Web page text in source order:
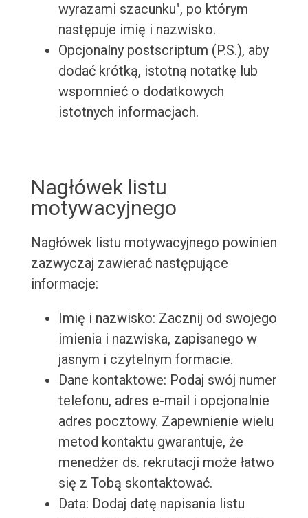
wyrazami szacunku", po którym
następuje imię i nazwisko.
Opcjonalny postscriptum (P.S.), aby
dodać krótką, istotną notatkę lub
wspomnieć o dodatkowych
istotnych informacjach.
Nagłówek listu
motywacyjnego
Nagłówek listu motywacyjnego powinien
zazwyczaj zawierać następujące
informacje:
Imię i nazwisko: Zacznij od swojego
imienia i nazwiska, zapisanego w
jasnym i czytelnym formacie.
Dane kontaktowe: Podaj swój numer
telefonu, adres e-mail i opcjonalnie
adres pocztowy. Zapewnienie wielu
metod kontaktu gwarantuje, że
menedżer ds. rekrutacji może łatwo
się z Tobą skontaktować.
Data: Dodaj datę napisania listu